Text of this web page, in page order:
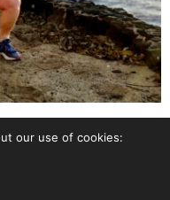
our use of cookies: